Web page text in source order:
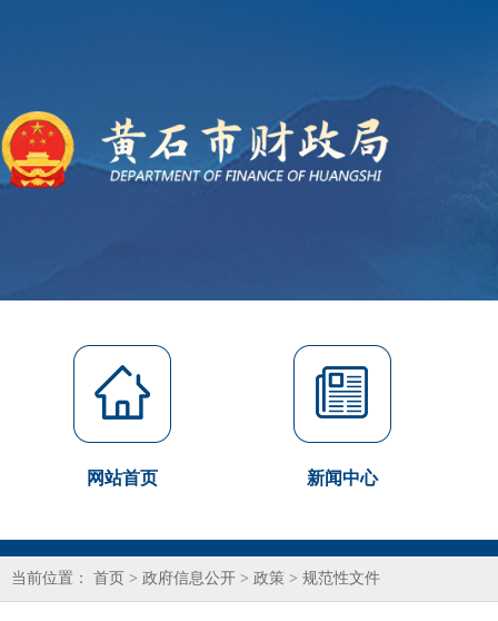
网站首页 新闻中心
当前位置： 首页 > 政府信息公开 > 政策 > 规范性文件